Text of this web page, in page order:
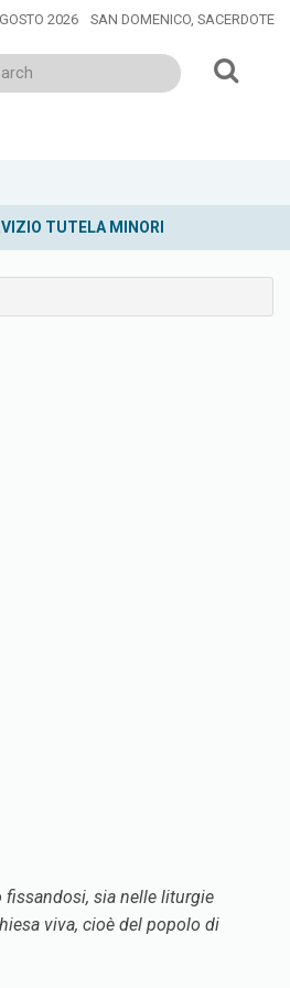
2026 SAN DOMENICO, SACERDOTE
TUTELA MINORI
fissandosi, sia nelle liturgie
viva, cioè del popolo di